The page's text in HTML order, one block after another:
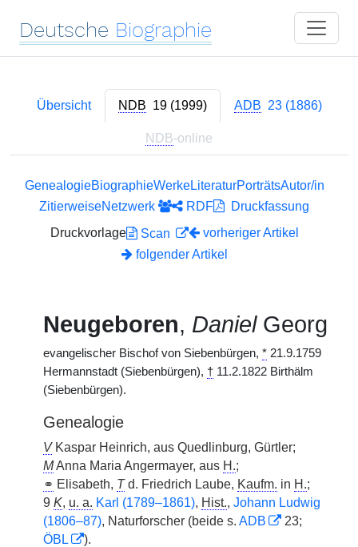
Deutsche Biographie
Übersicht NDB 19 (1999) ADB 23 (1886)
NDB-online
GenealogieBiographieWerkeLiteraturPorträtsAutor/in
ZitierweiseNetzwerk RDF
Druckfassung
Druckvorlage
Scan
vorheriger Artikel
folgender Artikel
Neugeboren, DanielGeorg
evangelischer Bischof von Siebenbürgen, * 21.9.1759
Hermannstadt (Siebenbürgen), † 11.2.1822 Birthälm
(Siebenbürgen).
Genealogie
VKaspar Heinrich, aus Quedlinburg, Gürtler;
MAnna Maria Angermayer, aus H.;
⚭ Elisabeth, Td. Friedrich Laube, Kaufm. in H.;
9 K, u. a. Karl (1789–1861), Hist., Johann Ludwig
(1806–87), Naturforscher (beide s. ADB
23;
ÖBL
).